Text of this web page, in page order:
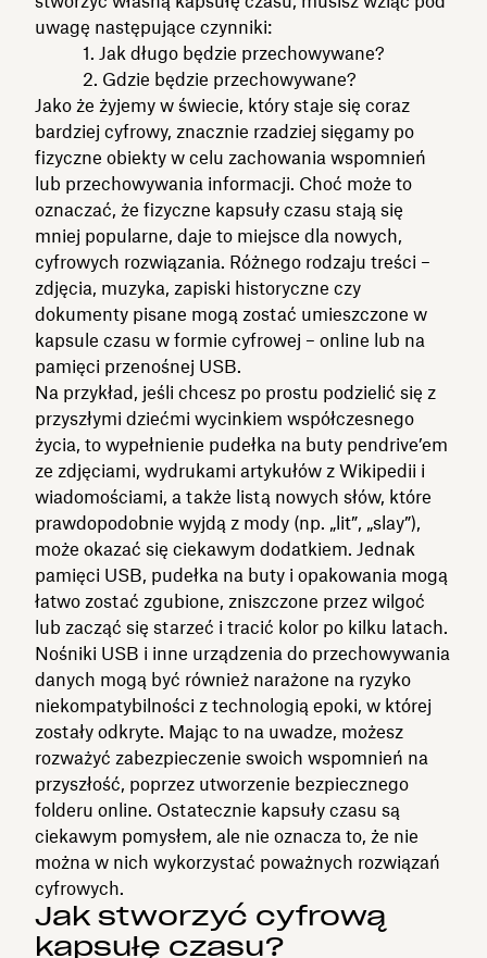
uwagę następujące czynniki:
1. Jak długo będzie przechowywane?
2. Gdzie będzie przechowywane?
Jako że żyjemy w świecie, który staje się coraz
bardziej cyfrowy, znacznie rzadziej sięgamy po
fizyczne obiekty w celu zachowania wspomnień
lub przechowywania informacji. Choć może to
oznaczać, że fizyczne kapsuły czasu stają się
mniej popularne, daje to miejsce dla nowych,
cyfrowych rozwiązania. Różnego rodzaju treści –
zdjęcia, muzyka, zapiski historyczne czy
dokumenty pisane mogą zostać umieszczone w
kapsule czasu w formie cyfrowej – online lub na
pamięci przenośnej USB.
Na przykład, jeśli chcesz po prostu podzielić się z
przyszłymi dziećmi wycinkiem współczesnego
życia, to wypełnienie pudełka na buty pendrive’em
ze zdjęciami, wydrukami artykułów z Wikipedii i
wiadomościami, a także listą nowych słów, które
prawdopodobnie wyjdą z mody (np. „lit”, „slay”),
może okazać się ciekawym dodatkiem. Jednak
pamięci USB, pudełka na buty i opakowania mogą
łatwo zostać zgubione, zniszczone przez wilgoć
lub zacząć się starzeć i tracić kolor po kilku latach.
Nośniki USB i inne urządzenia do przechowywania
danych mogą być również narażone na ryzyko
niekompatybilności z technologią epoki, w której
zostały odkryte. Mając to na uwadze, możesz
rozważyć zabezpieczenie swoich wspomnień na
przyszłość, poprzez utworzenie bezpiecznego
folderu online. Ostatecznie kapsuły czasu są
ciekawym pomysłem, ale nie oznacza to, że nie
można w nich wykorzystać poważnych rozwiązań
cyfrowych.
Jak stworzyć cyfrową
kapsułę czasu?